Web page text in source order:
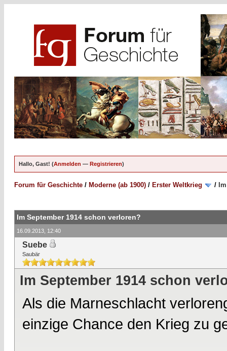
Hallo, Gast! (Anmelden — Registrieren)
Forum für Geschichte / Moderne (ab 1900) / Erster Weltkrieg /
Im September 1914 schon verloren?
16.09.2013, 12:40
Suebe
Saubär
Im September 1914 schon
Als die Marneschlacht
einzige Chance den Krieg zu